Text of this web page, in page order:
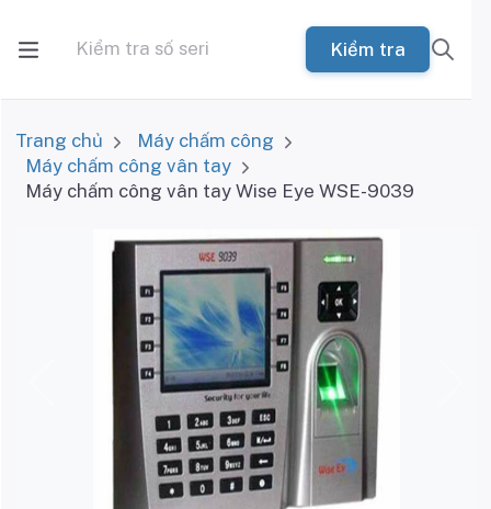
Kiểm tra
Trang chủ
Máy chấm công
Máy chấm công vân tay
Máy chấm công vân tay Wise Eye WSE-9039